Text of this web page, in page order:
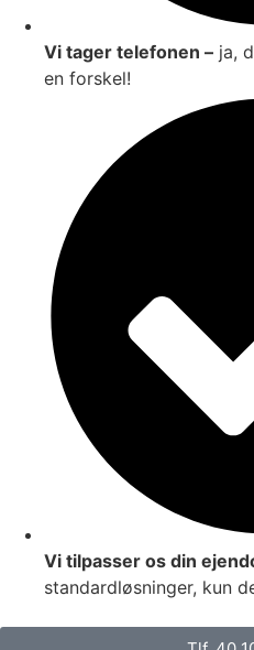
Vi tager telefonen – ja,
en forskel!
Vi tilpasser os din
standardløsninger, kun